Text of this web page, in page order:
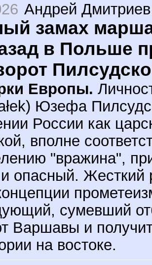
Андрей Дмитриев
замах
в Польше
Европы.
Юзефа
России как
вполне
"вражина",
опасный. Жесткий
сумевший
Варшавы и
на востоке.